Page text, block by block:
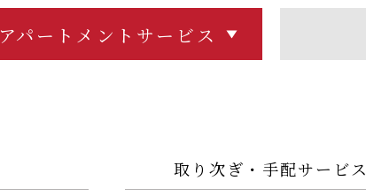
アパートメントサービス
取り次ぎ・手配サービス